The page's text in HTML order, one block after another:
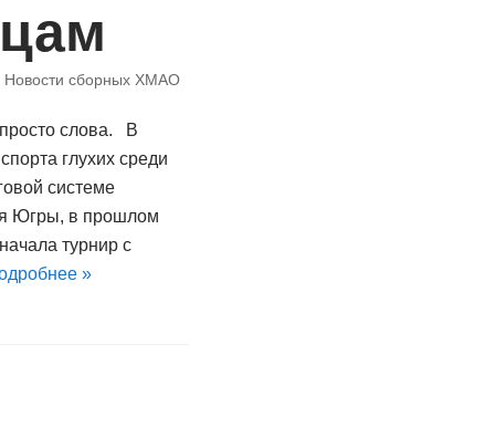
Новости сборных ХМАО
слова. В
глухих среди
системе
Югры, в прошлом
турнир с
»